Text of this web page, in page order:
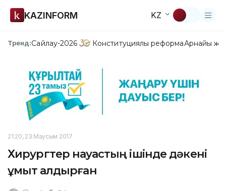
KAZINFORM KZ
Тренд:Сайлау-2026 Конституциялық реформаАрнайы
21:20, 23 Маусым 2017
Хирургтер науқастың ішінде дәкені
ұмыт қалдырған